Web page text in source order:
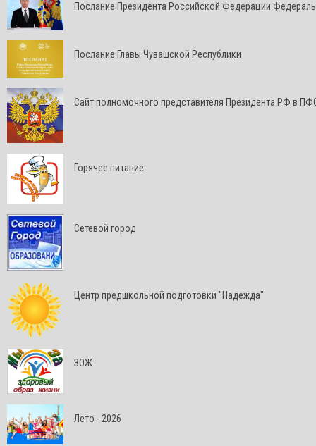
Послание Президента Российской Федерации
Послание Главы Чувашской Республики
Cайт полномочного представителя Президента РФ в
Горячее питание
Сетевой город
Центр предшкольной подготовки "Надежда"
ЗОЖ
Лето - 2026